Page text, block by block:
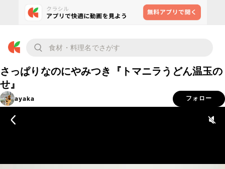
さっぱりなのにやみつき『トマニラうどん温玉の
せ』
ayaka フォロー